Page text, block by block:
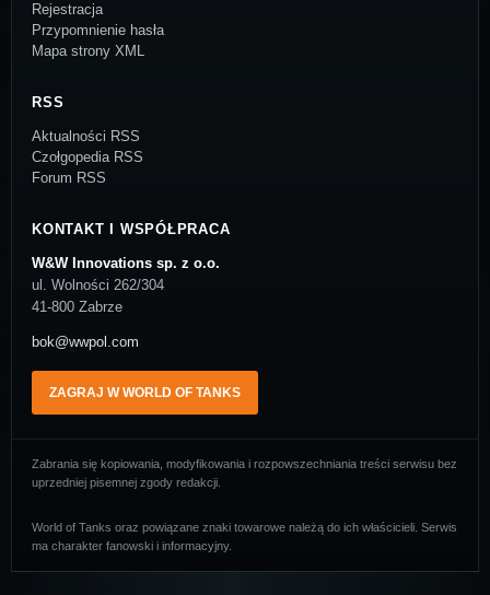
Rejestracja
Przypomnienie hasła
Mapa strony XML
RSS
Aktualności RSS
Czołgopedia RSS
Forum RSS
KONTAKT I WSPÓŁPRACA
W&W Innovations sp. z o.o.
ul. Wolności 262/304
41-800 Zabrze
bok@wwpol.com
ZAGRAJ W WORLD OF TANKS
Zabrania się kopiowania, modyfikowania i rozpowszechniania treści serwisu bez
uprzedniej pisemnej zgody redakcji.
World of Tanks oraz powiązane znaki towarowe należą do ich właścicieli. Serwis
ma charakter fanowski i informacyjny.